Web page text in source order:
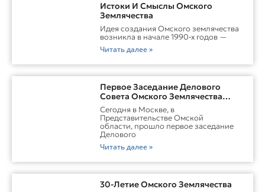
Истоки И Смыслы Омского
Землячества
Идея создания Омского землячества
возникла в начале 1990‑х годов —
Читать далее »
Первое Заседание Делового
Совета Омского Землячества
Прошло С Участием Губернатора
Омской Области
Сегодня в Москве, в
Представительстве Омской
области, прошло первое заседание
Делового
Читать далее »
30-Летие Омского Землячества